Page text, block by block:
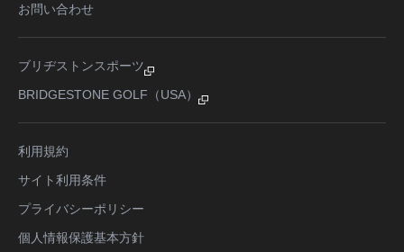
お問い合わせ
ブリヂストンスポーツ
BRIDGESTONE GOLF（USA）
利用規約
サイト利用条件
プライバシーポリシー
個人情報保護基本方針